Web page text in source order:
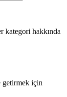
kategori hakkında
getirmek için